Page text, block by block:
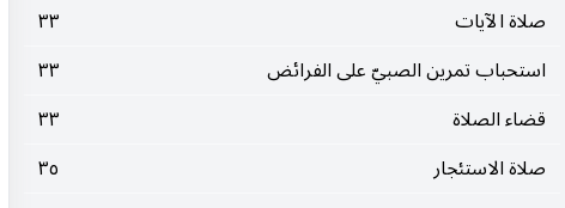
صلاة الآيات
٣٣
استحباب تمرين الصبيّ على الفرائض
٣٣
قضاء الصلاة
٣٣
صلاة الاستئجار
٣٥